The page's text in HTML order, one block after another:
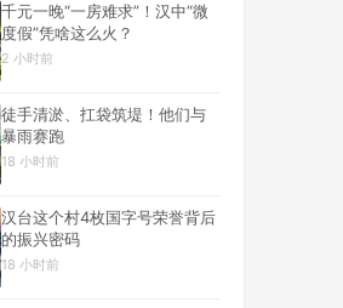
千元一晚“一房难求”！汉中“微
度假”凭啥这么火？
2 小时前
徒手清淤、扛袋筑堤！他们与
暴雨赛跑
18 小时前
汉台这个村4枚国字号荣誉背后
的振兴密码
18 小时前